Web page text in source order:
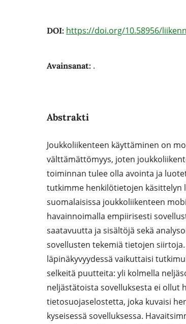
DOI: https://doi.org/10.58956/
Avainsanat: .
Abstrakti
Joukkoliikenteen käyttäminen on
välttämättömyys, joten
toiminnan tulee olla avointa ja
tutkimme henkilötietojen käsittelyn
suomalaisissa joukkoliikenteen
havainnoimalla empiirisesti
saatavuutta ja sisältöjä sekä
sovellusten tekemiä tietojen
läpinäkyvyydessä vaikuttaisi
selkeitä puutteita: yli kolmella
neljästätoista sovelluksesta ei ollut
tietosuojaselostetta, joka kuvaisi
kyseisessä sovelluksessa.